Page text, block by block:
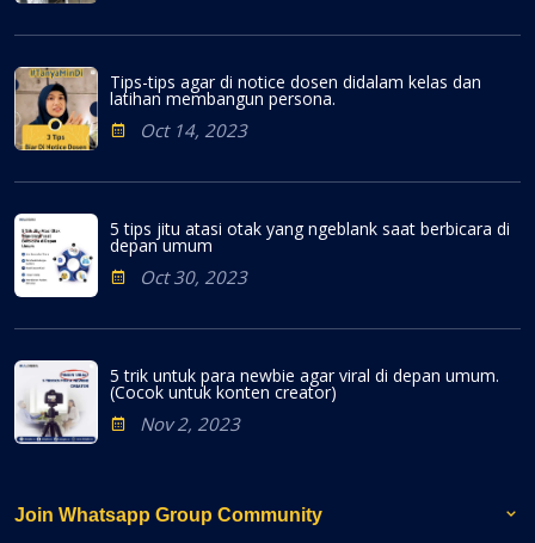
Tips-tips agar di notice dosen didalam kelas dan
latihan membangun persona.
Oct 14, 2023
5 tips jitu atasi otak yang ngeblank saat berbicara di
depan umum
Oct 30, 2023
5 trik untuk para newbie agar viral di depan umum.
(Cocok untuk konten creator)
Nov 2, 2023
Join Whatsapp Group Community